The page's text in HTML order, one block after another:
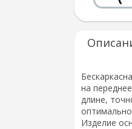
на
длине,
Изделие